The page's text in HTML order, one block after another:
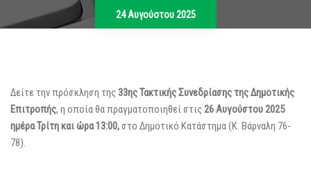
24 Αυγούστου 2025
Δείτε την πρόσκληση της 33ης Τακτικής Συνεδρίασης της Δημοτικής
Επιτροπής, η οποία θα πραγματοποιηθεί στις 26 Αυγούστου 2025
ημέρα Τρίτη και ώρα 13:00,στο Δημοτικό Κατάστημα (Κ. Βάρναλη 76-
78).